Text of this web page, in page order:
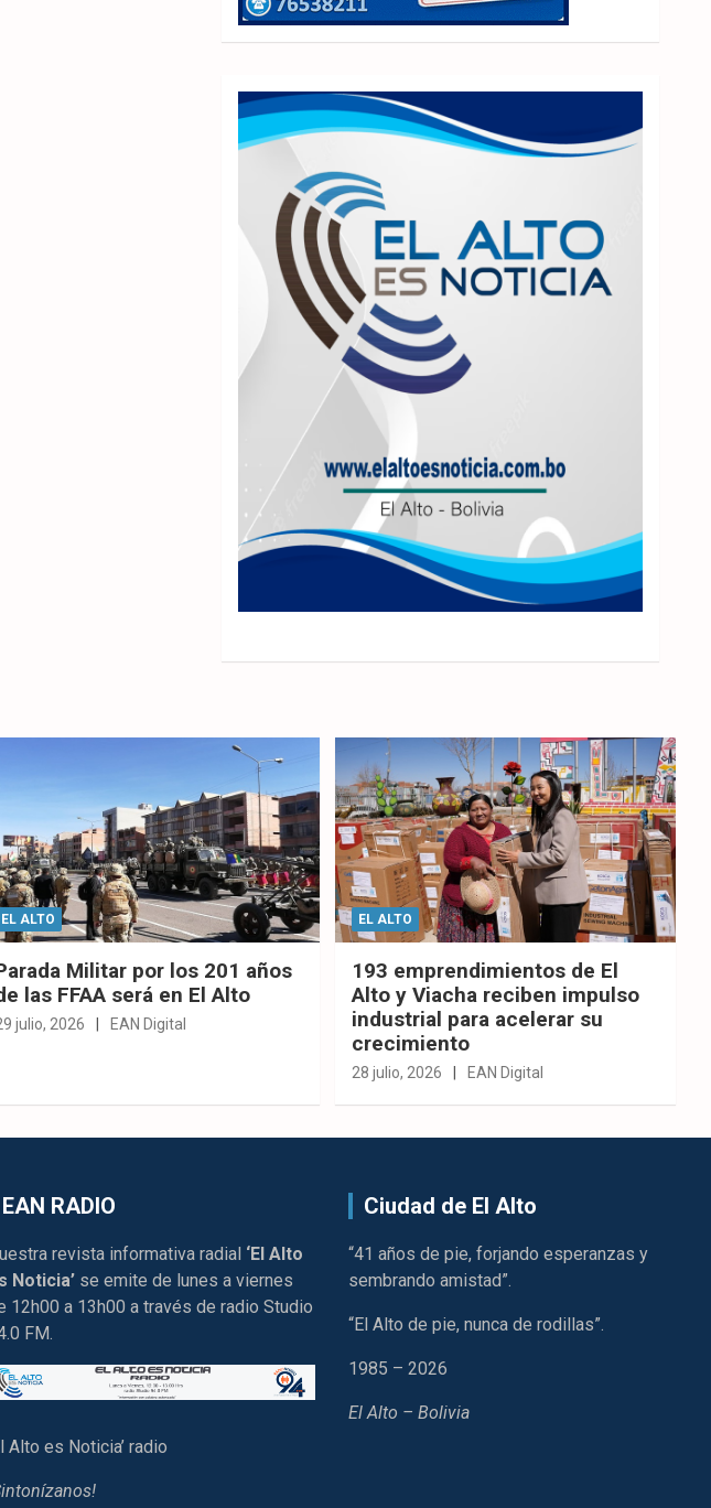
EL ALTO
Militar por los 201 años
las FFAA será en El Alto
julio, 2026 EAN Digital
EL ALTO
193 emprendimientos de El
Alto y Viacha reciben impulso
industrial para acelerar su
crecimiento
28 julio, 2026 EAN Digital
EAN RADIO
revista informativa radial ‘El Alto
Noticia’ se emite de lunes a viernes
12h00 a 13h00 a través de radio Studio
FM.
Alto es Noticia’ radio
Ciudad de El Alto
“41 años de pie, forjando esperanzas y
sembrando amistad”.
“El Alto de pie, nunca de rodillas”.
1985 – 2026
El Alto – Bolivia